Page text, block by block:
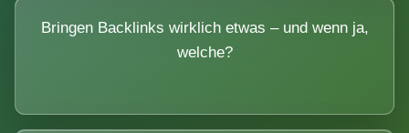
Bringen Backlinks wirklich etwas – und wenn ja,
welche?